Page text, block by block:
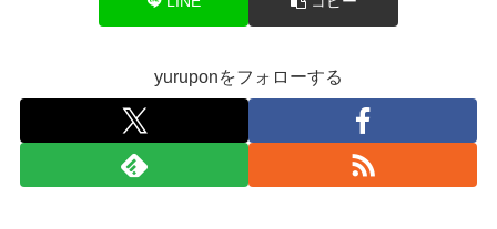
yuruponをフォローする